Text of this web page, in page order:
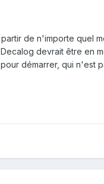
de n'importe quel
devrait être en
démarrer, qui n'est